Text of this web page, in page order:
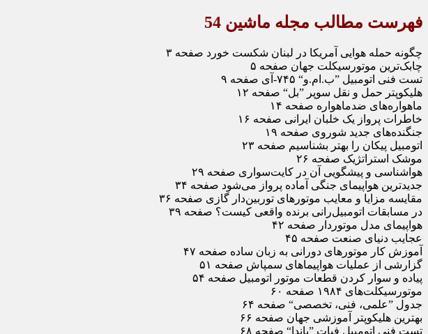
فهرست مطالب مجله ماشین 54
چگونه حمله هوایی آمریکا در لبنان شکست خورد صفحه ۳
چابک‌ترین موتورسیکلت جهان صفحه ۵
تست فنی اتومبیل ”ب.ام.و“ ۷۴۵-آی صفحه ۹
هلیکوپتر حمل و نقل سوپر ”بل“ صفحه ۱۲
ماهواره‌های ضدماهواره صفحه ۱۴
خاطرات پرواز یک خلبان ایرانی صفحه ۱۶
جنگنده‌های جدید شوروی صفحه ۱۹
اتومبیل پیکان را بهتر بشناسیم صفحه ۲۳
موشک استراتژیک صفحه ۲۶
هواشناسی و پیشگویی آن در کایت‌سواری صفحه ۲۹
جدیدترین هواپیمای جنگی آماده پرواز می‌شود صفحه ۳۴
مقایسه مزایا و معایب موتورهای توربین‌دار گازی صفحه ۳۶
در مسابقات اتومبیل‌رانی برنده واقعی کیست؟ صفحه ۳۹
هواپیمای مدل موتوردار صفحه ۴۲
عجایب دنیای صنعت صفحه ۴۵
آموزش کار موتورهای دورانی به زبان ساده صفحه ۴۷
گزارشی از عملیات هواپیماهای سمپاش صفحه ۵۱
پیاده و سوار کردن قطعات موتور اتومبیل صفحه ۵۴
موتورسیکلت‌های ۱۹۸۴ صفحه ۶۰
جدول ”علمی، فنی، تخصصی“ صفحه ۶۴
بهترین هلیکوپتر آموزشی جهان صفحه ۶۶
تست فنی اتومبیل فیات ”پاندا“ صفحه ۶۸